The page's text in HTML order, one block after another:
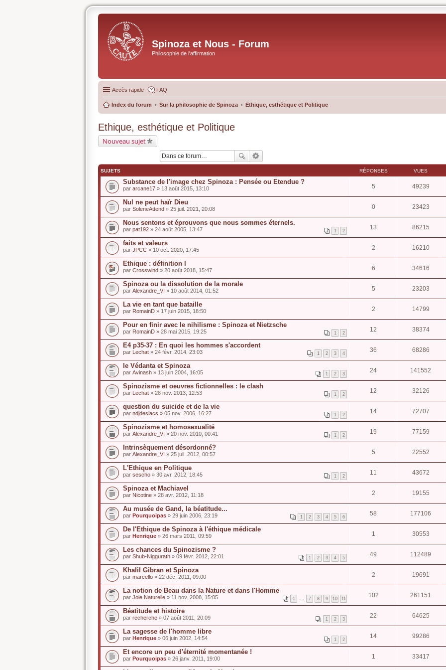
Spinoza et Nous - Forum
Philosophie de l'affirmation
Accès rapide FAQ
Index du forum Sur la philosophie de Spinoza Ethique, esthétique et Politique
Ethique, esthétique et Politique
Nouveau sujet
SUJETS RÉPONSES VUES
Substance de l'image chez Spinoza : Pensée ou Etendue ?
par arcane17 » 13 août 2015, 13:10 5 49239
Nul ne peut haïr Dieu
par SoleneAttend » 25 juil. 2021, 20:08 0 23423
Nous sentons et éprouvons que nous sommes éternels.
1 2
par pat192 » 24 août 2005, 13:47 13 86215
faits et valeurs
par JPCC » 10 oct. 2020, 17:45 2 16210
Ethique : définition I
par Crosswind » 20 août 2018, 15:47 6 34616
Spinoza ou la dissolution de la morale
par Alexandre_VI » 10 août 2014, 01:52 5 23203
La vie en tant que bataille
par RomainD » 17 juin 2015, 18:50 2 14799
Pour en finir avec le nihilisme : Spinoza et Nietzsche
1 2
par RomainD » 28 mai 2015, 19:25 12 38374
E4 p35-37 : En quoi les hommes s'accordent
1 2 3 4
par Lechat » 24 févr. 2014, 23:03 36 68286
le Védanta et Spinoza
1 2 3
par Avinash » 13 juin 2004, 16:05 24 141552
Spinozisme et oeuvres fictionnelles : le clash
1 2
par Lechat » 28 nov. 2013, 12:53 12 32126
question du suicide et de la vie
1 2
par ndjdeslacs » 05 nov. 2006, 16:27 14 72707
Spinozisme et homosexualité
1 2
par Alexandre_VI » 20 nov. 2010, 00:41 19 77159
Intrinsèquement désordonné?
par Alexandre_VI » 25 juil. 2012, 00:57 5 22552
L'Ethique en Politique
1 2
par sescho » 30 avr. 2012, 18:45 11 43672
Spinoza et Machiavel
par Nicotine » 28 avr. 2012, 11:18 2 19155
Au musée de Gand, la béatitude...
1 2 3 4 5 6
par Pourquoipas » 29 juin 2006, 23:19 58 177106
De l'Ethique de Spinoza à l'éthique médicale
par Henrique » 26 mars 2011, 09:59 1 30553
Les chances du Spinozisme ?
1 2 3 4 5
par Shub-Niggurath » 09 févr. 2012, 22:01 49 112489
Khalil Gibran et Spinoza
par marcello » 22 déc. 2011, 09:00 2 19691
La notion de Beau dans la Nature et dans l'Homme
1 … 7 8 9 10 11
par Joie Naturelle » 11 nov. 2008, 15:05 102 261151
Béatitude et histoire
1 2 3
par recherche » 07 août 2011, 20:09 22 64625
La sagesse de l'homme libre
1 2
par Henrique » 06 juin 2002, 14:54 14 99286
Et encore un peu d'éternité momentanée !
par Pourquoipas » 26 janv. 2011, 19:00 1 33417